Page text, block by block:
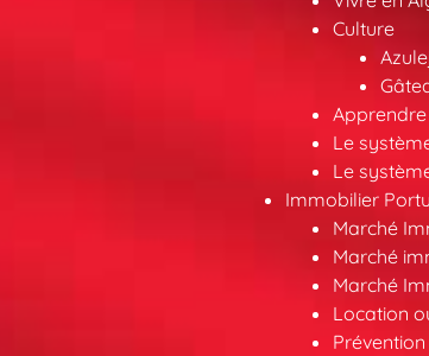
Culture
Le
Le
Immobilier
Marché
Marché
Marché
Location